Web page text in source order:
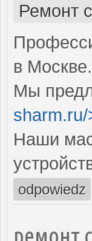
Ремонт
в Москве.
Мы
sharm.ru/
Наши
odpowiedz
ремонт